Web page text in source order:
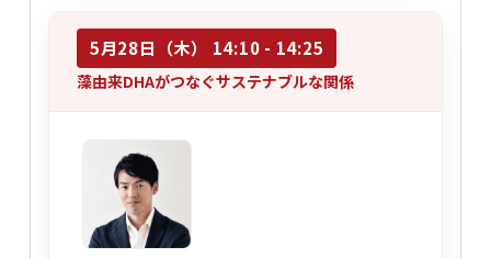
5月28日（木） 14:10 - 14:25
藻由来DHAがつなぐサステナブルな関係